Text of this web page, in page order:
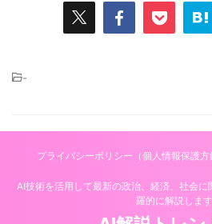
-
プライバシーポリシー（個人情報保護方
AI技術を活用して最新の政治、経済、社会
羅的に解説します